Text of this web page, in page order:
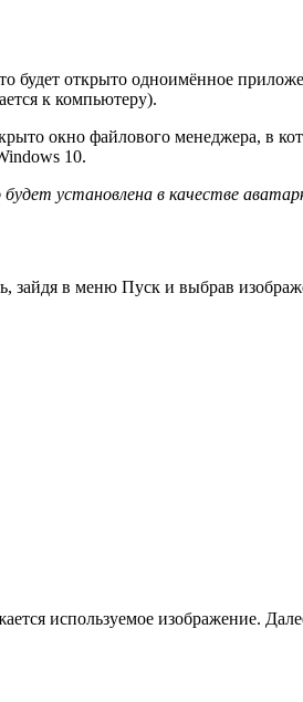
будет открыто одноимённое
к компьютеру).
окно файлового менеджера, в
10.
установлена в качестве
в меню Пуск и выбрав
используемое изображение.